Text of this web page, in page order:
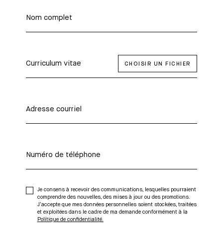
Curriculum vitae
Je consens à recevoir des communications, lesquelles pourraient
comprendre des nouvelles, des mises à jour ou des promotions.
J'accepte que mes données personnelles soient stockées, traitées
et exploitées dans le cadre de ma demande conformément à la
Politique de confidentialité.